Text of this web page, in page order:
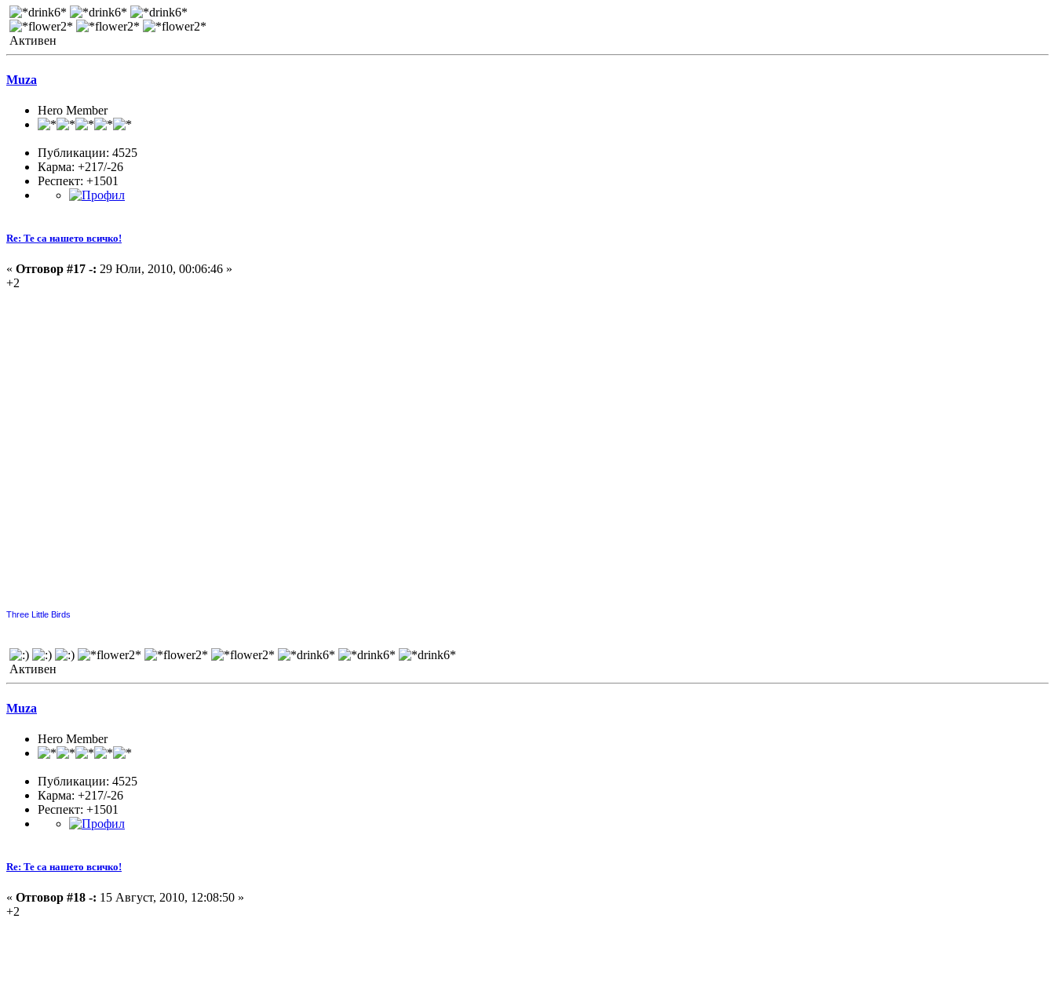
Активен
Muza
Hero Member
Публикации: 4525
Карма: +217/-26
Респект: +1501
Re: Те са нашето всичко!
« Отговор #17 -: 29 Юли, 2010, 00:06:46 »
+2
Three Little Birds
Активен
Muza
Hero Member
Публикации: 4525
Карма: +217/-26
Респект: +1501
Re: Те са нашето всичко!
« Отговор #18 -: 15 Август, 2010, 12:08:50 »
+2